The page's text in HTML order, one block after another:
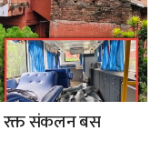
रक्त संकलन बस